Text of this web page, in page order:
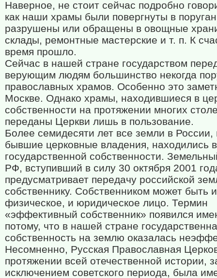
Наверное, не стоит сейчас подробно
как наши храмы были повергнуты в
разрушены или обращены в овощные
склады, ремонтные мастерские и т. п. К
время прошло.
Сейчас в нашей стране государством
верующим людям большинство некогда
православных храмов. Особенно это
Москве. Однако храмы, находившиеся в
собственности на протяжении многих
переданы Церкви лишь в пользование.
Более семидесяти лет все земли в России,
бывшие церковные владения, находились в
государственной собственности.
РФ, вступивший в силу 30 октября 2001
предусматривает передачу российской
собственнику. Собственником может быть и
физическое, и юридическое лицо. Термин
«эффективный собственник» появился
потому, что в нашей стране
собственность на землю оказалась
Несомненно, Русская Православная
протяжении всей отечественной истории,
исключением советского периода, была